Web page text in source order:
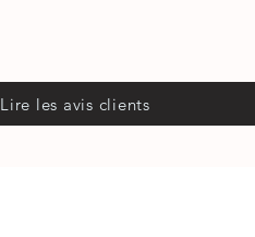
Lire les avis clients